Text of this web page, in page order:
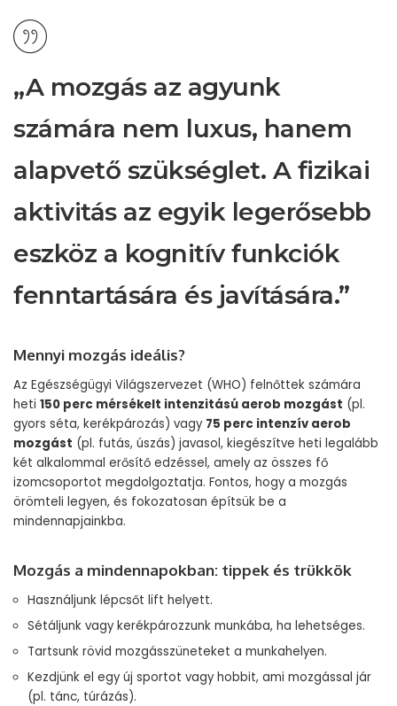
„A mozgás az agyunk
számára nem luxus, hanem
alapvető szükséglet. A fizikai
aktivitás az egyik legerősebb
eszköz a kognitív funkciók
fenntartására és javítására.”
Mennyi mozgás ideális?
Az Egészségügyi Világszervezet (WHO) felnőttek számára
heti 150 perc mérsékelt intenzitású aerob mozgást (pl.
gyors séta, kerékpározás) vagy 75 perc intenzív aerob
mozgást (pl. futás, úszás) javasol, kiegészítve heti legalább
két alkalommal erősítő edzéssel, amely az összes fő
izomcsoportot megdolgoztatja. Fontos, hogy a mozgás
örömteli legyen, és fokozatosan építsük be a
mindennapjainkba.
Mozgás a mindennapokban: tippek és trükkök
Használjunk lépcsőt lift helyett.
Sétáljunk vagy kerékpározzunk munkába, ha lehetséges.
Tartsunk rövid mozgásszüneteket a munkahelyen.
Kezdjünk el egy új sportot vagy hobbit, ami mozgással jár
(pl. tánc, túrázás).